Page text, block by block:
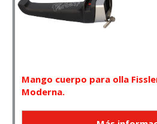
Mango cuerpo para olla
Moderna.